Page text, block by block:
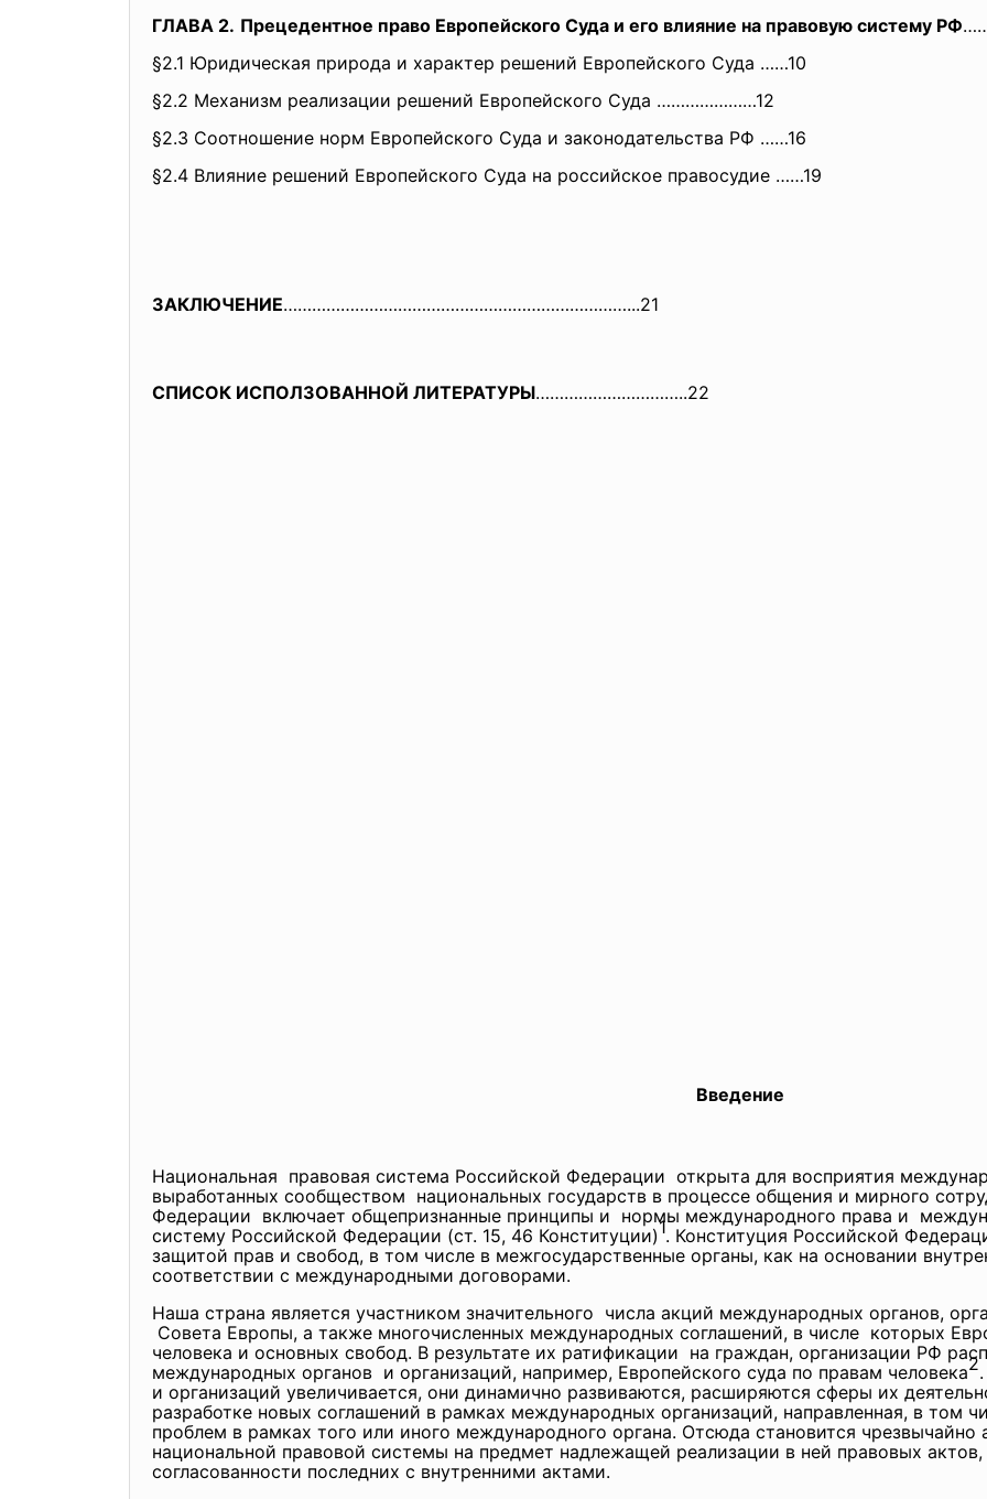
ГЛАВА 2. Прецедентное право Европейского Суда и его влияние на правовую систему РФ
§2.1 Юридическая природа и характер решений Европейского Суда ……10
§2.2 Механизм реализации решений Европейского Суда …………………12
§2.3 Соотношение норм Европейского Суда и законодательства РФ ……16
§2.4 Влияние решений Европейского Суда на российское правосудие ……19
ЗАКЛЮЧЕНИЕ………………………………………………………………...21
СПИСОК ИСПОЛЗОВАННОЙ ЛИТЕРАТУРЫ…………………………..22
Введение
Национальная правовая система Российской Федерации открыта для восприятия
выработанных сообществом национальных государств в процессе общения и мирного
Федерации включает общепризнанные принципы и нормы международного права и
систему Российской Федерации (ст. 15, 46 Конституции)1. Конституция Российской
защитой прав и свобод, в том числе в межгосударственные органы, как на основании
соответствии с международными договорами.
Наша страна является участником значительного числа акций международных органов,
Совета Европы, а также многочисленных международных соглашений, в числе которых
человека и основных свобод. В результате их ратификации на граждан, организации РФ
международных органов и организаций, например, Европейского суда по правам человека2
и организаций увеличивается, они динамично развиваются, расширяются сферы их
разработке новых соглашений в рамках международных организаций, направленная, в том
проблем в рамках того или иного международного органа. Отсюда становится
национальной правовой системы на предмет надлежащей реализации в ней правовых
согласованности последних с внутренними актами.